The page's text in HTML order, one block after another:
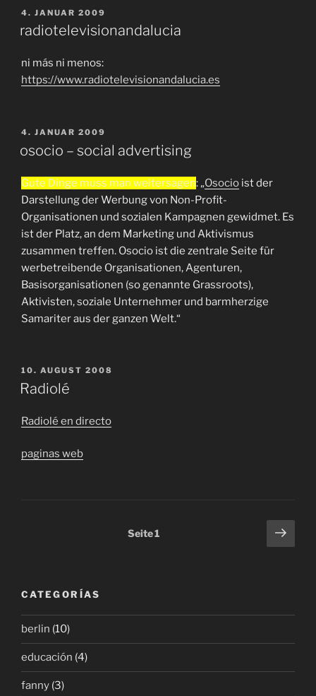
VERÖFFENTLICHT
4. JANUAR 2009
radiotelevisionandalucia
ni más ni menos:
https://www.radiotelevisionandalucia.es
VERÖFFENTLICHT
4. JANUAR 2009
osocio – social advertising
Gute Dinge muss man weitersagen: „Osocio ist der
Darstellung der Werbung von Non-Profit-
Organisationen und sozialen Kampagnen gewidmet. Es
ist der Platz, an dem Marketing und Aktivismus
zusammen treffen. Osocio ist die zentrale Seite für
werbetreibende Organisationen, Agenturen,
Basisorganisationen (so genannte Grassroots),
Aktivisten, soziale Unternehmer und barmherzige
Samariter aus der ganzen Welt.“
VERÖFFENTLICHT
AM
10. AUGUST 2008
Radiolé
Radiolé en directo
paginas web
Beitragsnavigation
Seite1
CATEGORÍAS
berlin (10)
educación (4)
fanny (3)